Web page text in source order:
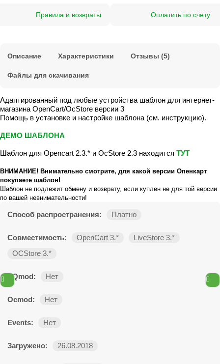
Правила и возвраты Оплатить по счету
Описание Характеристики Отзывы (5)
Файлы для скачивания
Адаптированный под любые устройства шаблон для интернет-
магазина OpenCart/OcStore версии 3
Помощь в установке и настройке шаблона (см. инструкцию).
ДЕМО ШАБЛОНА
Шаблон для Opencart 2.3.* и OcStore 2.3 находится ТУТ
ВНИМАНИЕ! Внимательно смотрите, для какой версии Опенкарт
покупаете шаблон!
Шаблон не подлежит обмену и возврату, если куплен не для той версии
по вашей невнимательности!
Способ распространения: Платно
Совместимость: OpenCart 3.*
LiveStore 3.*
OCStore 3.*
VQmod: Нет
Ocmod: Нет
Events: Нет
Загружено: 26.08.2018